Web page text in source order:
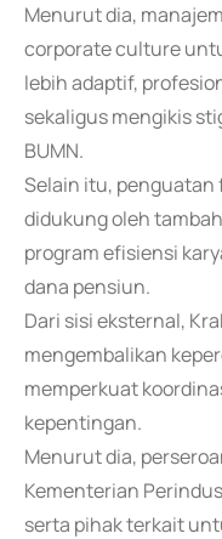
Menurut dia,
corporate culture
lebih adaptif,
sekaligus mengikis
BUMN.
Selain itu,
didukung oleh
program efisiensi
dana pensiun.
Dari sisi eksternal,
mengembalikan
memperkuat
kepentingan.
Menurut dia,
Kementerian
serta pihak terkait